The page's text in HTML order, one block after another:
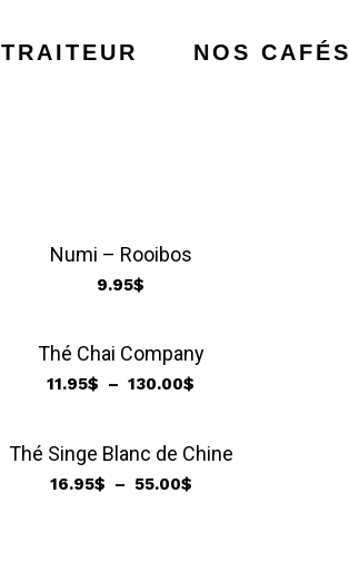
TRAITEUR NOS CAFÉS
Numi – Rooibos
9.95$
Thé Chai Company
11.95$ – 130.00$
11.95$
Thé Singe Blanc de Chine
16.95$ – 55.00$Plage